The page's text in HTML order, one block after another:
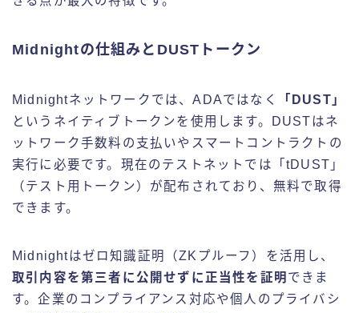
Midnightの仕組みとDUSTトークン
Midnightネットワークでは、ADAではなく
「DUST」
というネイティブトークンを使用します。DUSTはネ
ットワーク手数料の支払いやスマートコントラクトの
実行に必要です。現在のテストネットでは「tDUST」
（テスト用トークン）が配布されており、無料で取得
できます。
Midnightはゼロ知識証明（ZKプルーフ）を活用し、
取引内容を第三者に公開せずに正当性を証明 できま
す。企業のコンプライアンス対応や個人のプライバシ